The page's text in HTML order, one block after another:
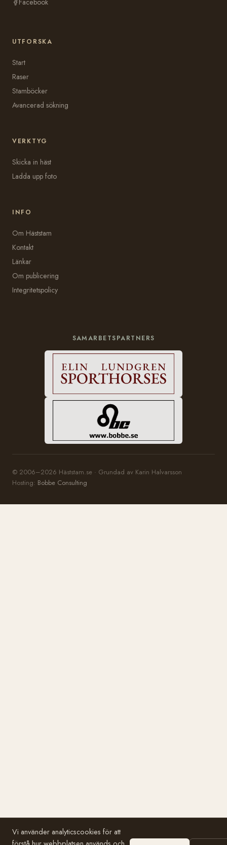
UTFORSKA
Start
Raser
Stamböcker
Avancerad sökning
VERKTYG
Skicka in häst
Ladda upp foto
INFO
Om Häststam
Kontakt
Länkar
Om publicering
Integritetspolicy
SAMARBETSPARTNERS
© 2006–2026 Häststam.se · Grundad av Karin Halvarsson
Hosting: Bobbe Consulting
Vi använder analyticscookies för att